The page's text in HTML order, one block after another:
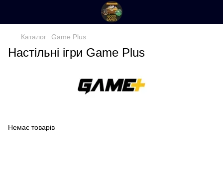
Каталог Game Plus
Настільні ігри Game Plus
Немає товарів